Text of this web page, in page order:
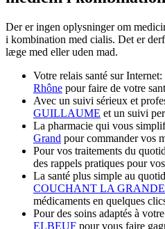
Der er ingen oplysninger om
i kombination med cialis. Det er
læge med eller uden mad.
Votre relais santé sur Internet:
Rhône pour faire de votre
Avec un suivi sérieux et
GUILLAUME et un suivi
La pharmacie qui vous
Grand pour commander vos
Pour vos traitements du
des rappels pratiques pour
La santé plus simple au
COUCHANT LA
médicaments en quelques
Pour des soins adaptés à
ELBEUF pour vous faire